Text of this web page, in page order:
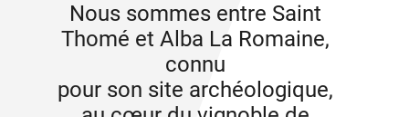
Nous sommes entre Saint
Thomé et Alba La Romaine,
connu
pour son site archéologique,